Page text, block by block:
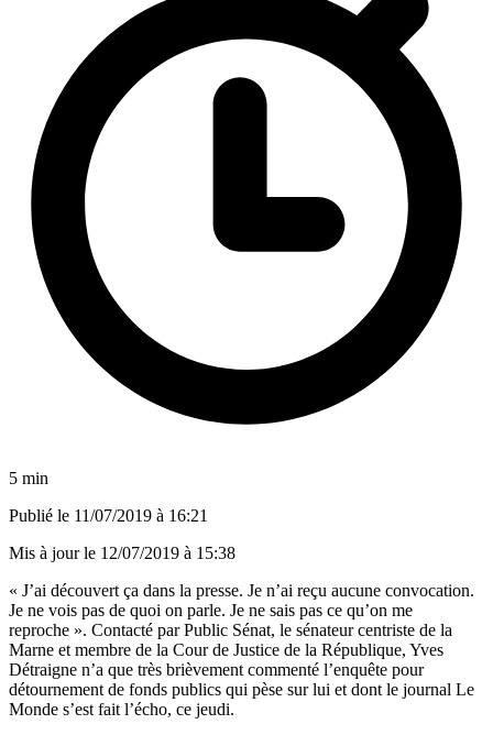
5 min
Publié le 11/07/2019 à 16:21
Mis à jour le 12/07/2019 à 15:38
« J’ai découvert ça dans la presse. Je n’ai reçu aucune convocation.
Je ne vois pas de quoi on parle. Je ne sais pas ce qu’on me
reproche ». Contacté par Public Sénat, le sénateur centriste de la
Marne et membre de la Cour de Justice de la République, Yves
Détraigne n’a que très brièvement commenté l’enquête pour
détournement de fonds publics qui pèse sur lui et dont le journal Le
Monde s’est fait l’écho, ce jeudi.